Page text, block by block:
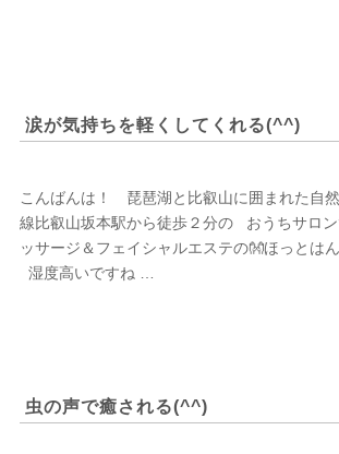
涙が気持ちを軽くしてくれる(^^)
こんばんは！ 琵琶湖と比叡山に囲まれた自
線比叡山坂本駅から徒歩２分の おうちサロン
ッサージ＆フェイシャルエステの👐ほっとは
湿度高いですね …
虫の声で癒される(^^)